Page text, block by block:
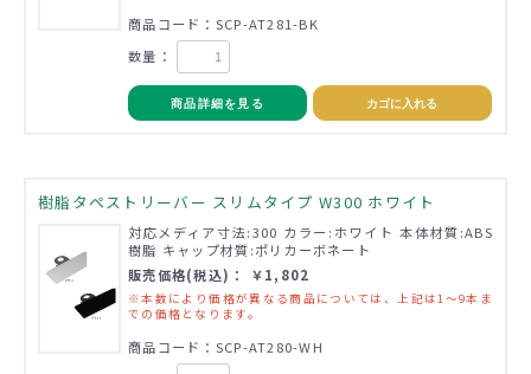
商品コード：SCP-AT281-BK
数量：
商品詳細を見る カゴに入れる
樹脂タペストリーバー スリムタイプ W300 ホワイト
対応メディア寸法:300 カラー:ホワイト 本体材質:ABS
樹脂 キャップ材質:ポリカーボネート
販売価格(税込)： ￥1,802
※本数により価格が異なる商品については、上記は1～9本ま
での価格となります。
商品コード：SCP-AT280-WH